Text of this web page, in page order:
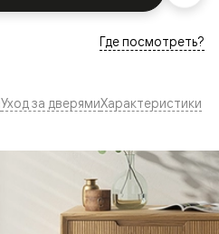
Где посмотреть?
Уход за дверямиХарактеристики